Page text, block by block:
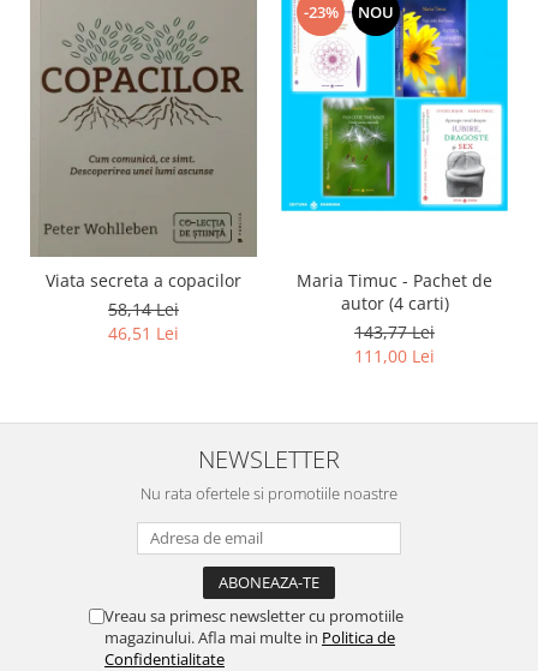
Viata secreta a copacilor
58,14 Lei
46,51 Lei
-23% NOU
Maria Timuc - Pachet de
autor (4 carti)
143,77 Lei
111,00 Lei
NEWSLETTER
Nu rata ofertele si promotiile noastre
Vreau sa primesc newsletter cu promotiile
magazinului. Afla mai multe in Politica de
Confidentialitate